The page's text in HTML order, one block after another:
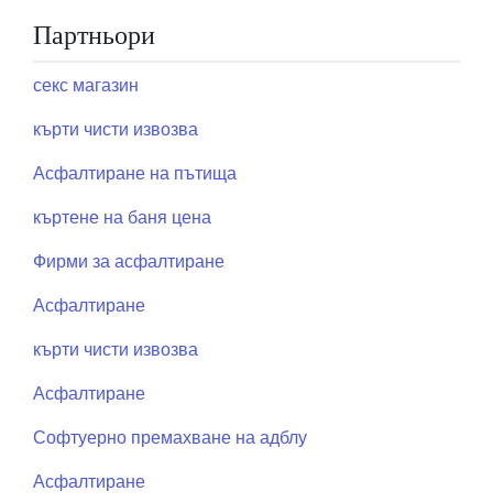
публикациите
на
Партньори
секс магазин
кърти чисти извозва
Асфалтиране на пътища
къртене на баня цена
Фирми за асфалтиране
Асфалтиране
кърти чисти извозва
Асфалтиране
Софтуерно премахване на адблу
Асфалтиране